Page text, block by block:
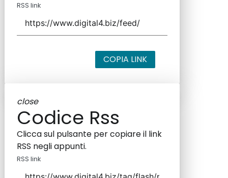
RSS link
COPIA LINK
close
Codice Rss
Clicca sul pulsante per copiare il link
RSS negli appunti.
RSS link